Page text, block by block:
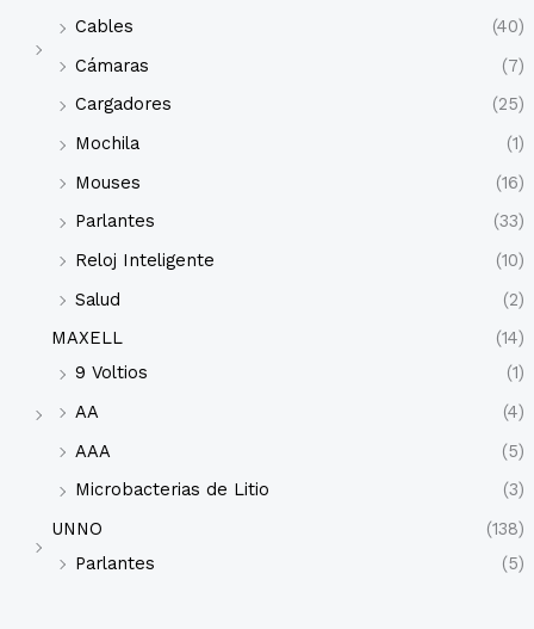
Cables
(40)
Cámaras
(7)
Cargadores
(25)
Mochila
(1)
Mouses
(16)
Parlantes
(33)
Reloj Inteligente
(10)
Salud
(2)
MAXELL
(14)
9 Voltios
(1)
AA
(4)
AAA
(5)
Microbacterias de Litio
(3)
UNNO
(138)
Parlantes
(5)